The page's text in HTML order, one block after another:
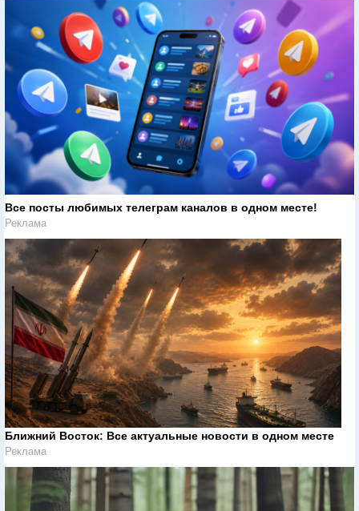
Все посты любимых телеграм каналов в одном месте!
Реклама
Ближний Восток: Все актуальные новости в одном месте
Реклама